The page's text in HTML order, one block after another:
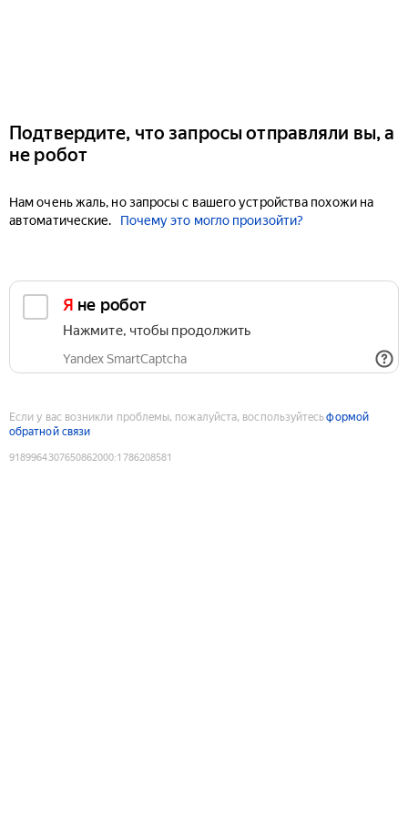
Подтвердите, что запросы отправляли вы, а
не робот
Нам очень жаль, но запросы с вашего устройства похожи на
автоматические.
Почему это могло произойти?
Я не робот
Нажмите, чтобы продолжить
Yandex SmartCaptcha
Если у вас возникли проблемы, пожалуйста, воспользуйтесьформой
обратной связи
9189964307650862000:1786208581